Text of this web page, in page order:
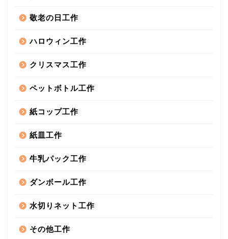
敬老の日工作
ハロウィン工作
クリスマス工作
ペットボトル工作
紙コップ工作
紙皿工作
牛乳パック工作
ダンボール工作
水切りネット工作
その他工作